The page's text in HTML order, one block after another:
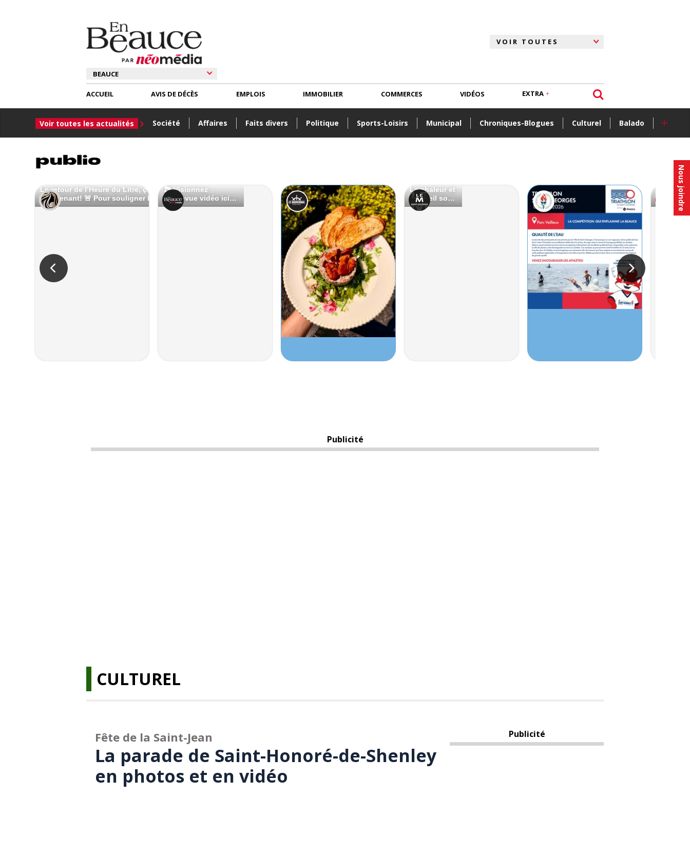
Nous joindre
ACCUEIL
Voir toutes les actualités Société Affaires Faits divers Politique Sports-Loisirs Municipal Chroniques-Blogues Culturel Balado +
AVIS DE DÉCÈS EMPLOIS IMMOBILIER COMMERCES VIDÉOS EXTRA
Publicité
CULTUREL
Fête de la Saint-Jean
La parade de Saint-Honoré-de-Shenley
en photos et en vidéo
Publicité